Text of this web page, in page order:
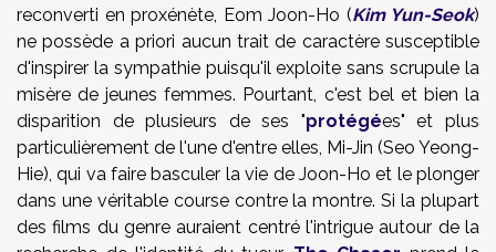
reconverti en proxénète, Eom Joon-Ho (Kim Yun-Seok)
ne possède a priori aucun trait de caractère susceptible
d'inspirer la sympathie puisqu'il exploite sans scrupule la
misère de jeunes femmes. Pourtant, c'est bel et bien la
disparition de plusieurs de ses "protégées" et plus
particulièrement de l'une d'entre elles, Mi-Jin (Seo Yeong-
Hie), qui va faire basculer la vie de Joon-Ho et le plonger
dans une véritable course contre la montre. Si la plupart
des films du genre auraient centré l'intrigue autour de la